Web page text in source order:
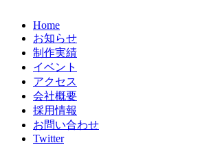
Home
お知らせ
制作実績
イベント
アクセス
会社概要
採用情報
お問い合わせ
Twitter
2009年